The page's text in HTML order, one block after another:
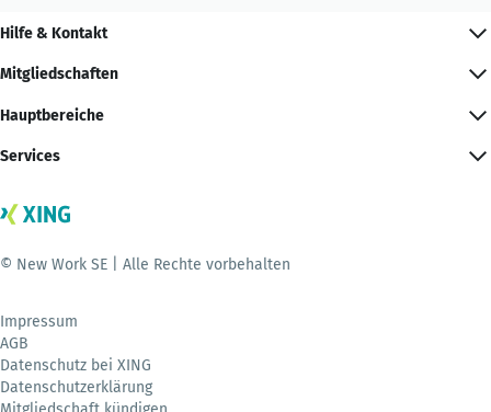
Hilfe & Kontakt
Mitgliedschaften
Hauptbereiche
Services
© New Work SE | Alle Rechte vorbehalten
Impressum
AGB
Datenschutz bei XING
Datenschutzerklärung